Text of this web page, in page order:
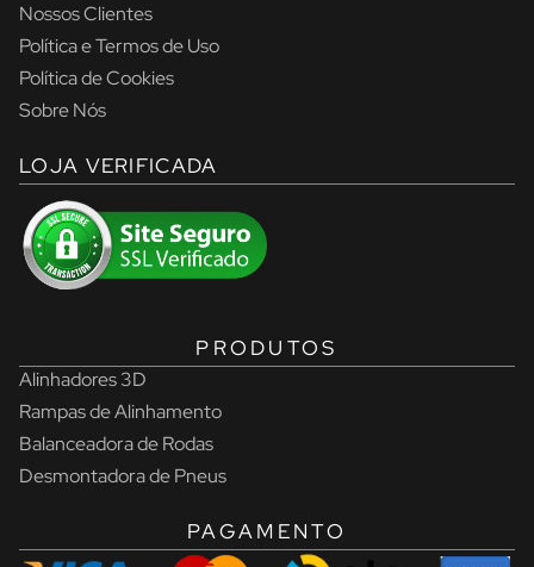
Nossos Clientes
Política e Termos de Uso
Política de Cookies
Sobre Nós
LOJA VERIFICADA
PRODUTOS
Alinhadores 3D
Rampas de Alinhamento
Balanceadora de Rodas
Desmontadora de Pneus
PAGAMENTO